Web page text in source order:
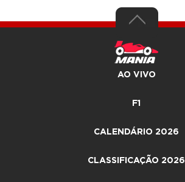
AO VIVO
F1
CALENDÁRIO 2026
CLASSIFICAÇÃO 2026